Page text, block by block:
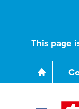
This page